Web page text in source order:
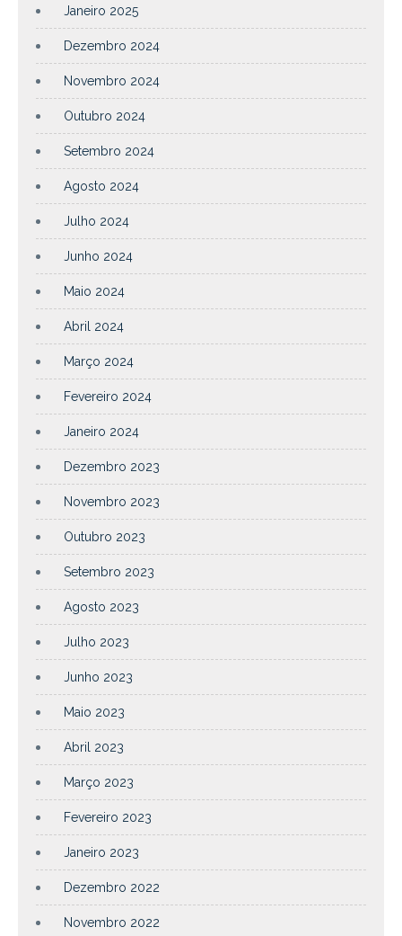
Janeiro 2025
Dezembro 2024
Novembro 2024
Outubro 2024
Setembro 2024
Agosto 2024
Julho 2024
Junho 2024
Maio 2024
Abril 2024
Março 2024
Fevereiro 2024
Janeiro 2024
Dezembro 2023
Novembro 2023
Outubro 2023
Setembro 2023
Agosto 2023
Julho 2023
Junho 2023
Maio 2023
Abril 2023
Março 2023
Fevereiro 2023
Janeiro 2023
Dezembro 2022
Novembro 2022